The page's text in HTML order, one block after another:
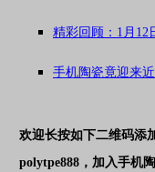
精彩回顾：1月12
手机陶瓷竟迎来
欢迎长按如下二维码添
polytpe888 ，加入手机